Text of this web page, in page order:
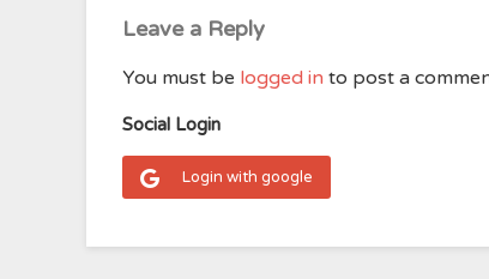
Leave a Reply
You must be logged in to post a
Social Login
Login with google